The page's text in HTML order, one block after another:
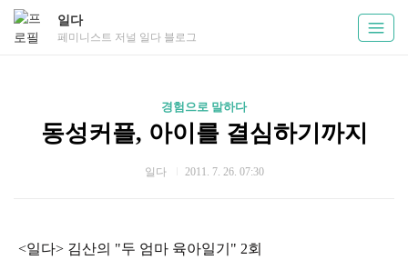
일다
페미니스트 저널 일다 블로그
경험으로 말하다
동성커플, 아이를 결심하기까지
일다 2011. 7. 26. 07:30
<일다> 김산의 "두 엄마 육아일기" 2회